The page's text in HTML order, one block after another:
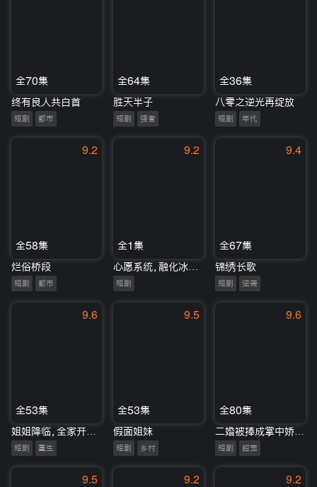
全70集
终有良人共白首
短剧 都市
全64集
胜天半子
短剧 强者
全36集
八零之逆光再绽放
短剧 年代
9.2
全58集
烂俗桥段
短剧 都市
9.2
全1集
短剧
9.4
全67集
锦绣长歌
短剧 逆袭
9.6
全53集
短剧 重生
9.5
全53集
假面姐妹
短剧 乡村
9.6
全80集
短剧 甜宠
9.5 9.2 9.2